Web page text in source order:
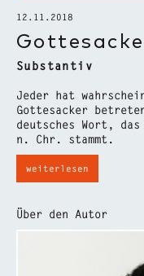
12.11.2018
Substantiv
Jeder hat
Gottesacker
deutsches Wort,
n. Chr. stammt.
weiterlesen
Über den Autor